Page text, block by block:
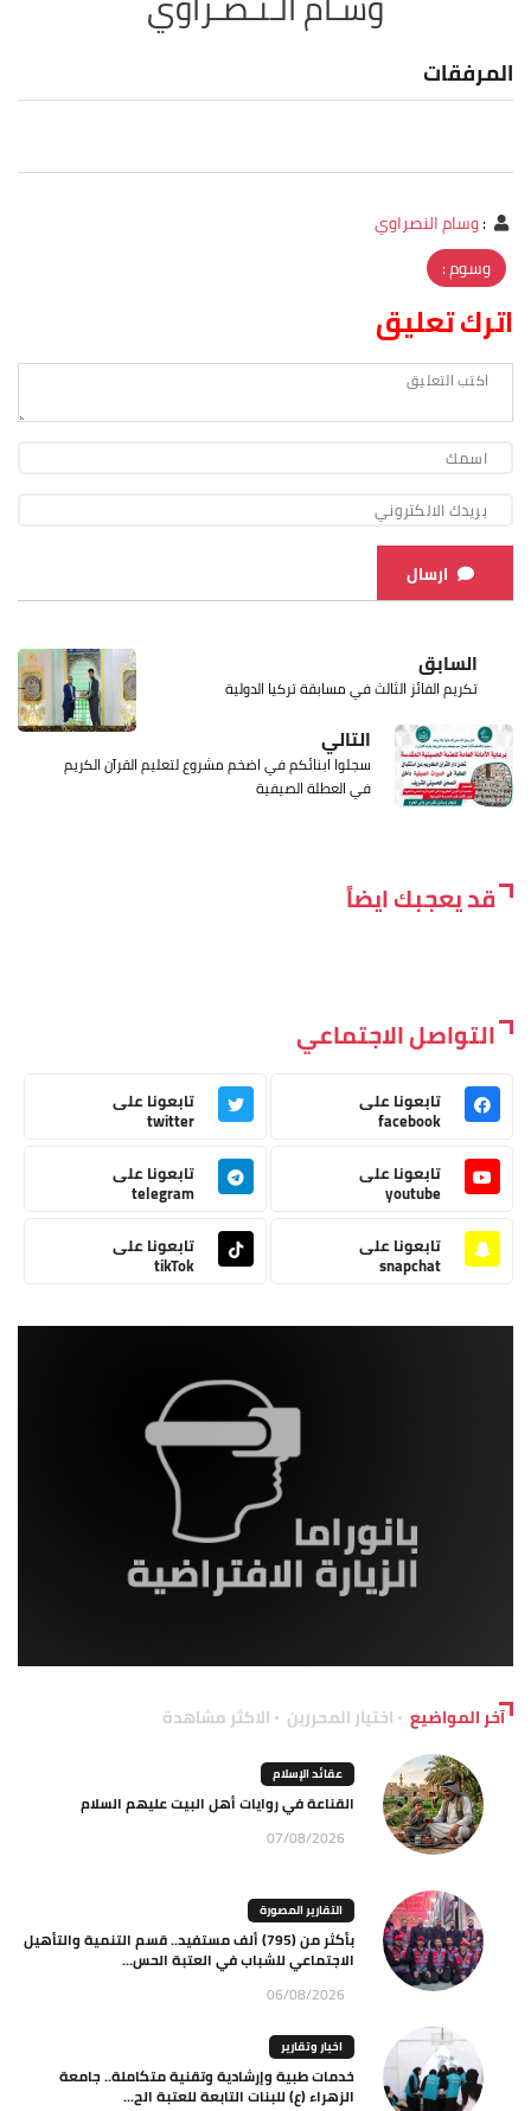
المرفقات
:وسام النصراوي
وسوم :
اترك تعليق
ارسال
السابق
تكريم الفائز الثالث في مسابقة تركيا الدولية
التالي
سجلوا ابنائكم في اضخم مشروع لتعليم القرآن الكريم
في العطلة الصيفية
قد يعجبك ايضاً
التواصل الاجتماعي
تابعونا على
facebook
تابعونا على
twitter
تابعونا على
youtube
تابعونا على
telegram
تابعونا على
snapchat
تابعونا على
tikTok
آخر المواضيع اختيار المحررين الاكثر مشاهدة
عقائد الإسلام
القناعة في روايات أهل البيت عليهم السلام
07/08/2026
التقارير المصورة
بأكثر من (795) ألف مستفيد.. قسم التنمية والتأهيل
الاجتماعي للشباب في العتبة الحس...
06/08/2026
اخبار وتقارير
خدمات طبية وإرشادية وتقنية متكاملة.. جامعة
الزهراء (ع) للبنات التابعة للعتبة الح...